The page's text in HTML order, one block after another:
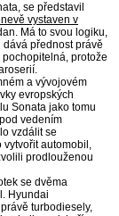
se představil
vystaven v
Má to svou logiku,
přednost právě
protože
a vývojovém
evropských
Sonata jako tomu
vedením
vzdálit se
vytvořit automobil,
prodlouženou
se dvěma
Hyundai
turbodiesely,